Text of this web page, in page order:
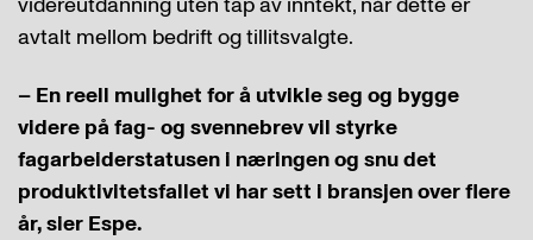
avtalt mellom bedrift og tillitsvalgte.
– En reell mulighet for å utvikle seg og bygge
videre på fag- og svennebrev vil styrke
fagarbeiderstatusen i næringen og snu det
produktivitetsfallet vi har sett i bransjen over flere
år, sier Espe.